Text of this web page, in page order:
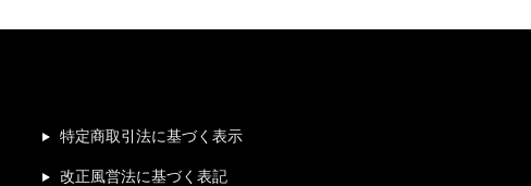
特定商取引法に基づく表示
改正風営法に基づく表記